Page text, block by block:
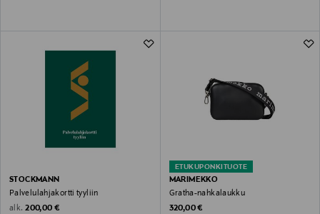
STOCKMANN
Palvelulahjakortti tyyliin
alk. Original Price
200,00 €
ETUKUPONKITUOTE
MARIMEKKO
Gratha-nahkalaukku
Original Price
320,00 €